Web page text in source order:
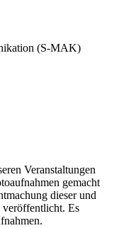
(S‑MAK)
Veranstaltungen
gemacht
dieser und
veröffentlicht. Es